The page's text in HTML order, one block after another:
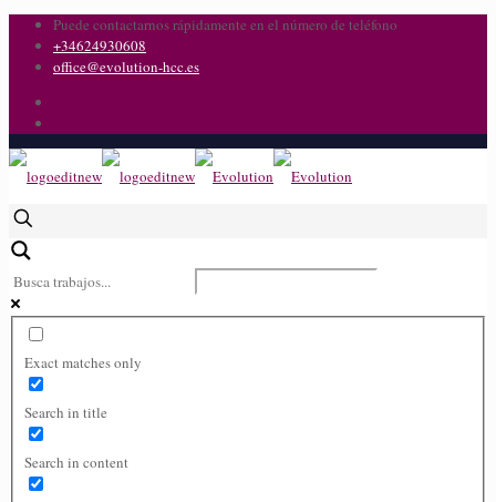
Puede contactarnos rápidamente en el número de teléfono
+34624930608
office@evolution-hcc.es
Exact matches only
Search in title
Search in content